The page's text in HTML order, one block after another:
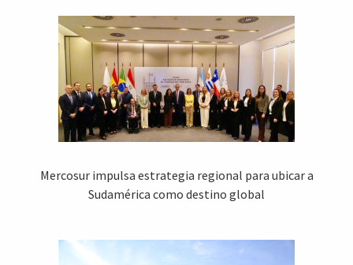
Mercosur impulsa estrategia regional para ubicar a
Sudamérica como destino global